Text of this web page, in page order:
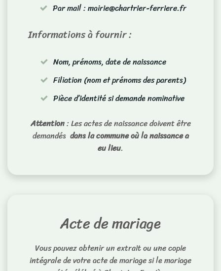
Par mail : mairie@chartrier-ferriere.fr
Informations à fournir :
Nom, prénoms, date de naissance
Filiation (nom et prénoms des parents)
Pièce d’identité si demande nominative
Attention: Les actes de naissance doivent être
demandés dans la commune où la naissance a
eu lieu.
Acte de mariage
Vous pouvez obtenir un extrait ou une copie
intégrale de votre acte de mariage si le mariage